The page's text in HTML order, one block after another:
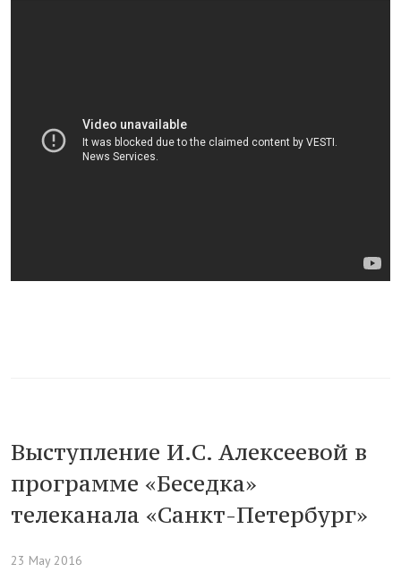
Выступление И.С. Алексеевой в
программе «Беседка»
телеканала «Санкт-Петербург»
23 May 2016